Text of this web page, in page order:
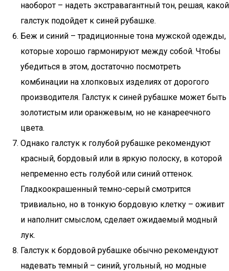
наоборот – надеть экстравагантный тон, решая, какой
галстук подойдет к синей рубашке.
Беж и синий – традиционные тона мужской одежды,
которые хорошо гармонируют между собой. Чтобы
убедиться в этом, достаточно посмотреть
комбинации на хлопковых изделиях от дорогого
производителя. Галстук к синей рубашке может быть
золотистым или оранжевым, но не канареечного
цвета.
Однако галстук к голубой рубашке рекомендуют
красный, бордовый или в яркую полоску, в которой
непременно есть голубой или синий оттенок.
Гладкоокрашенный темно-серый смотрится
тривиально, но в тонкую бордовую клетку – оживит
и наполнит смыслом, сделает ожидаемый модный
лук.
Галстук к бордовой рубашке обычно рекомендуют
надевать темный – синий, угольный, но модные